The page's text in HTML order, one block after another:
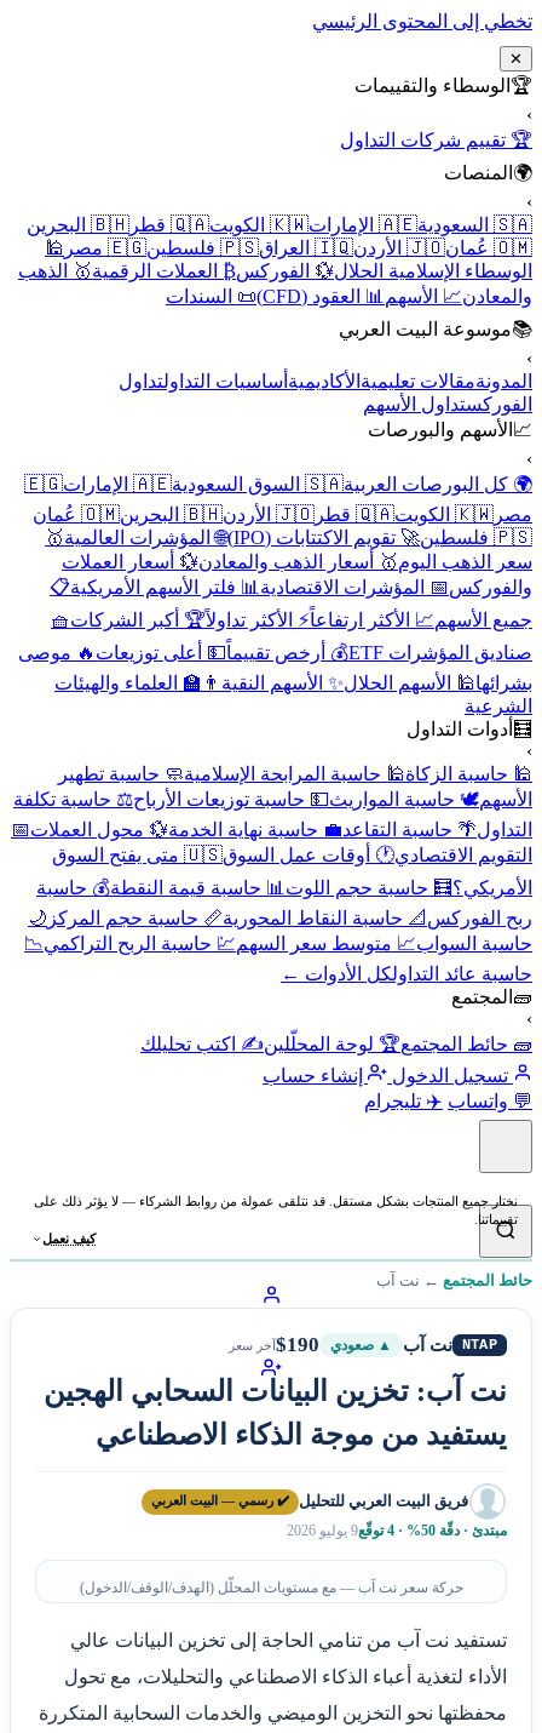
تخطي إلى المحتوى الرئيسي
✕
🏆 الوسطاء والتقييمات
›
🏆 تقييم شركات التداول
🌍 المنصات
›
🇸🇦 السعودية
🇦🇪 الإمارات 🇰🇼 الكويت 🇶🇦 قطر
🇧🇭 البحرين
🇴🇲 عُمان
🇯🇴 الأردن 🇮🇶 العراق 🇵🇸 فلسطين 🇪🇬 مصر
🕌
الوسطاء الإسلامية الحلال💱 الفوركس₿ العملات الرقمية🥇 الذهب
والمعادن📈 الأسهم 📊 العقود (CFD)
📜 السندات
📚موسوعة البيت العربي
›
المدونةمقالات تعليمية الأكاديمية أساسيات التداولتداول
الفوركستداول الأسهم
📈 الأسهم والبورصات
›
🌍 كل البورصات العربية🇸🇦 السوق السعودية 🇦🇪 الإمارات
🇪🇬
مصر 🇰🇼 الكويت 🇶🇦 قطر 🇯🇴 الأردن 🇧🇭 البحرين
🇴🇲 عُمان
🇵🇸 فلسطين
🚀 تقويم الاكتتابات (IPO) 🌐 المؤشرات العالمية🥇
سعر الذهب اليوم🥇 أسعار الذهب والمعادن💱 أسعار العملات
والفوركس📅 المؤشرات الاقتصادية 📊 فلتر الأسهم الأمريكية📋
جميع الأسهم📈 الأكثر ارتفاعاً⚡ الأكثر تداولاً🏆 أكبر الشركات🧺
صناديق المؤشرات ETF
💰 أرخص تقييماً💵 أعلى توزيعات 🔥 موصى
بشرائها🕌 الأسهم الحلال✨ الأسهم النقية 👨‍🏫 العلماء والهيئات
الشرعية
🧮 أدوات التداول
›
🕌 حاسبة الزكاة🕌 حاسبة المرابحة الإسلامية🧼 حاسبة تطهير
الأسهم🕊️ حاسبة المواريث💵 حاسبة توزيعات الأرباح⚖️ حاسبة تكلفة
التداول🌴 حاسبة التقاعد💼 حاسبة نهاية الخدمة💱 محول العملات📅
التقويم الاقتصادي🕐 أوقات عمل السوق
🇺🇸 متى يفتح السوق
الأمريكي؟🧮 حاسبة حجم اللوت 📊 حاسبة قيمة النقطة💰 حاسبة
ربح الفوركس 📐 حاسبة النقاط المحورية📏 حاسبة حجم المركز 🌙
حاسبة السواب📈 متوسط سعر السهم💹 حاسبة الربح التراكمي📉
حاسبة عائد التداولكل الأدوات ←
🧱 المجتمع
›
🧱 حائط المجتمع🏆 لوحة المحلّلين✍️ اكتب تحليلك
تسجيل الدخول
إنشاء حساب
💬 واتساب ✈️ تليجرام
نختار جميع المنتجات بشكل مستقل. قد نتلقى عمولة من روابط الشركاء — لا يؤثر ذلك على
تقييماتنا.
كيف نعمل
حائط المجتمع ← نت آب
NTAP نت آب ▲ صعودي $190آخر سعر
نت آب: تخزين البيانات السحابي الهجين
يستفيد من موجة الذكاء الاصطناعي
فريق البيت العربي للتحليل ✔️ رسمي — البيت العربي
مبتدئ · دقّة 50% · 4 توقّع 9 يوليو 2026
حركة سعر نت آب — مع مستويات المحلّل (الهدف/الوقف/الدخول)
تستفيد نت آب من تنامي الحاجة إلى تخزين البيانات عالي
الأداء لتغذية أعباء الذكاء الاصطناعي والتحليلات، مع تحول
محفظتها نحو التخزين الوميضي والخدمات السحابية المتكررة